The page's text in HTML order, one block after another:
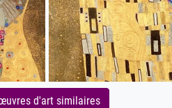
d'art similaires